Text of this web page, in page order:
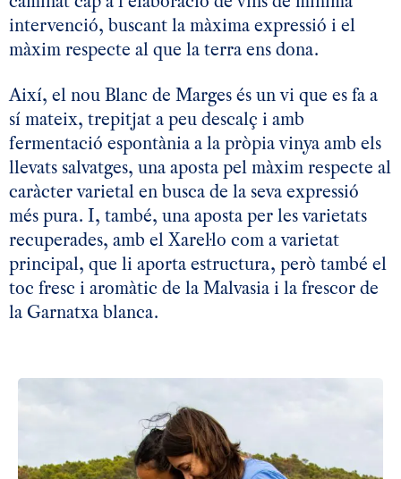
intervenció, buscant la màxima expressió i el
màxim respecte al que la terra ens dona.
Així, el nou Blanc de Marges és un vi que es fa a
sí mateix, trepitjat a peu descalç i amb
fermentació espontània a la pròpia vinya amb els
llevats salvatges, una aposta pel màxim respecte al
caràcter varietal en busca de la seva expressió
més pura. I, també, una aposta per les varietats
recuperades, amb el Xarel·lo com a varietat
principal, que li aporta estructura, però també el
toc fresc i aromàtic de la Malvasia i la frescor de
la Garnatxa blanca.